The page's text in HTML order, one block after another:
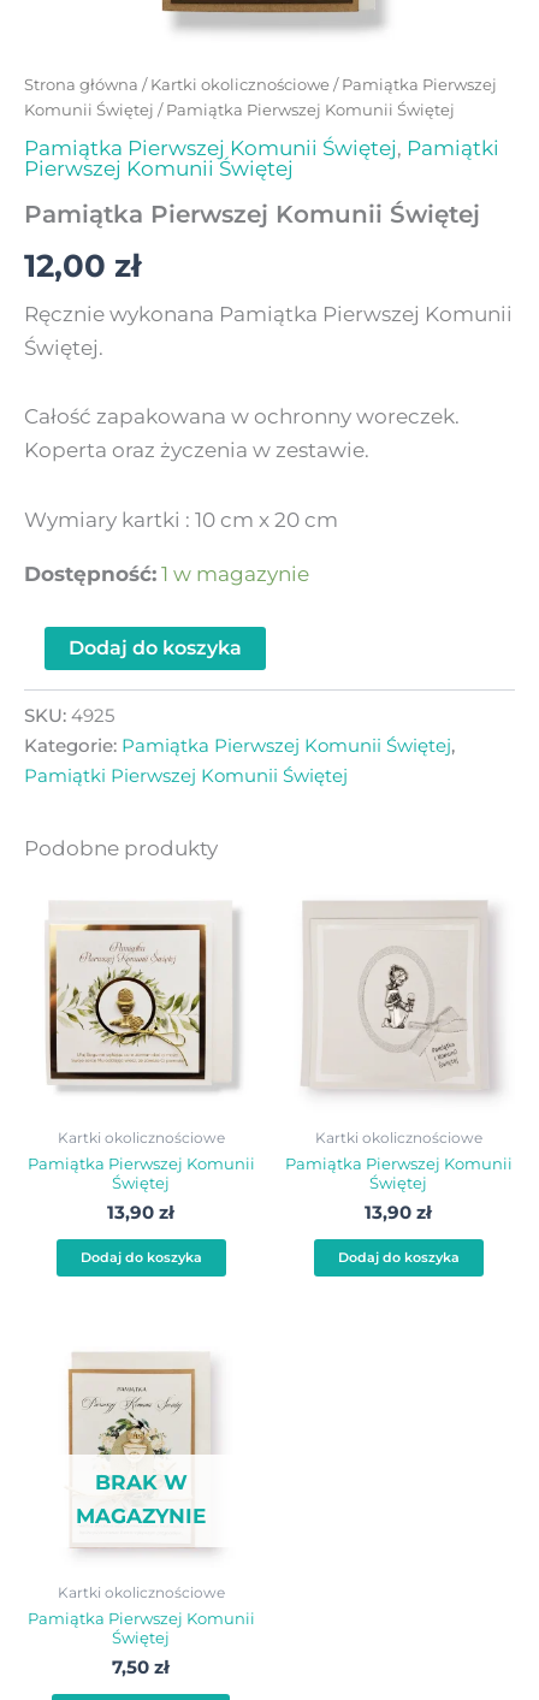
Strona główna /Kartki okolicznościowe/Pamiątka Pierwszej
Komunii Świętej / Pamiątka Pierwszej Komunii Świętej
Pamiątka Pierwszej Komunii Świętej, Pamiątki
Pierwszej Komunii Świętej
Pamiątka Pierwszej Komunii Świętej
12,00 zł
Ręcznie wykonana Pamiątka Pierwszej Komunii
Świętej.
Całość zapakowana w ochronny woreczek.
Koperta oraz życzenia w zestawie.
Wymiary kartki : 10 cm x 20 cm
Dostępność: 1 w magazynie
Dodaj do koszyka
SKU: 4925
Kategorie: Pamiątka Pierwszej Komunii Świętej,
Pamiątki Pierwszej Komunii Świętej
Podobne produkty
Kartki okolicznościowe
Pamiątka Pierwszej Komunii
Świętej
13,90 zł
Dodaj do koszyka
Kartki okolicznościowe
Pamiątka Pierwszej Komunii
Świętej
13,90 zł
Dodaj do koszyka
BRAK W
MAGAZYNIE
Kartki okolicznościowe
Pamiątka Pierwszej Komunii
Świętej
7,50 zł